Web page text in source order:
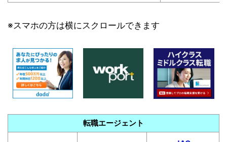
※スマホの方は横にスクロールできます
転職エージェント